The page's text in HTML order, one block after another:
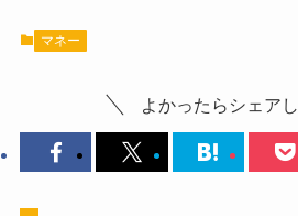
マネー
よかったらシェアし